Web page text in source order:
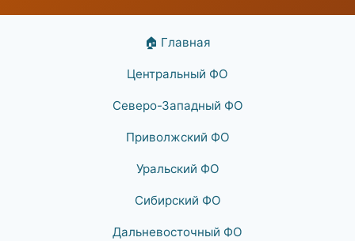
🏠 Главная
Центральный ФО
Северо-Западный ФО
Приволжский ФО
Уральский ФО
Сибирский ФО
Дальневосточный ФО